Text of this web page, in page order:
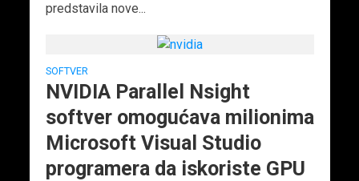
predstavila nove...
SOFTVER
NVIDIA Parallel Nsight
softver omogućava milionima
Microsoft Visual Studio
programera da iskoriste GPU